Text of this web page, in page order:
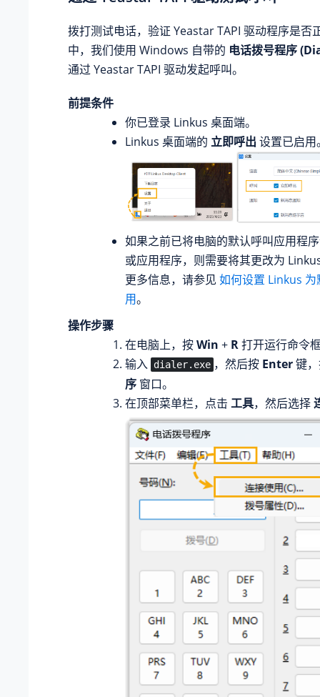
拨打测试电话，验证 Yeastar TAPI 驱动程序是否
中，我们使用 Windows 自带的 电话拨号程序
通过 Yeastar TAPI 驱动发起呼叫。
前提条件
你已登录 Linkus 桌面端。
Linkus 桌面端的 立即呼出 设置已启用
如果之前已将电脑的默认呼叫应用程
或应用程序，则需要将其更改为
更多信息，请参见 如何设置 Linkus
用。
操作步骤
在电脑上，按Win + R打开运行命令
输入 dialer.exe ，然后按 Enter键
序 窗口。
在顶部菜单栏，点击 工具，然后选择